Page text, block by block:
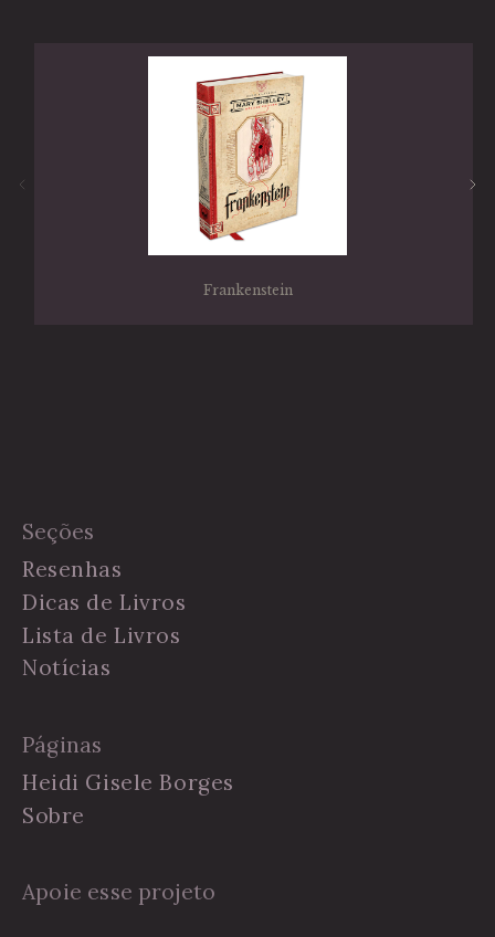
Frankenstein
Seções
Resenhas
Dicas de Livros
Lista de Livros
Notícias
Páginas
Heidi Gisele Borges
Sobre
Apoie esse projeto